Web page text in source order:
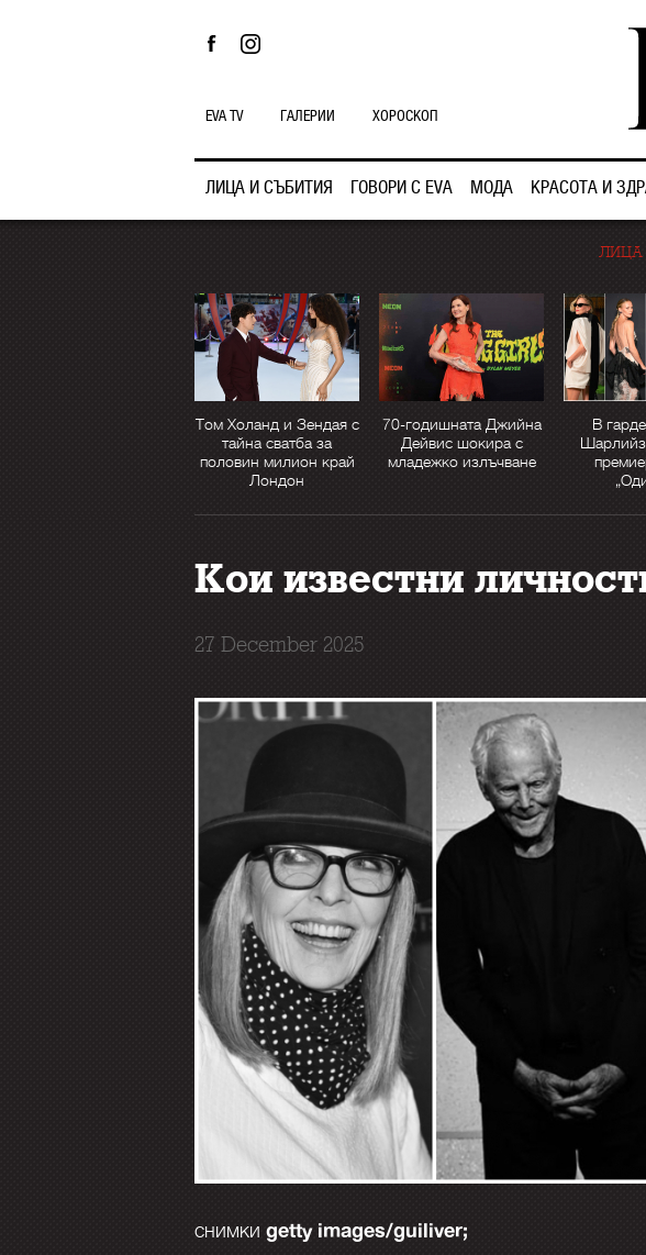
ЛИЦА И СЪБИТИЯ ГОВОРИ С EVA МОДА КРАСОТА И
EVA TV ГАЛЕРИИ ХОРОСКОП
ЛИЦА
Том Холанд и Зендая с
тайна сватба за
половин милион край
Лондон
70-годишната Джийна
Дейвис шокира с
младежко излъчване
В
Кои известни
27 December 2025
снимки getty images/guiliver;